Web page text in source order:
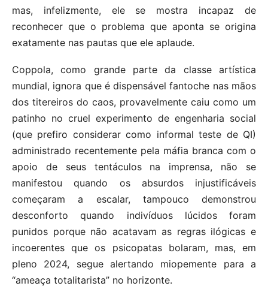
mas, infelizmente, ele se mostra incapaz de
reconhecer que o problema que aponta se origina
exatamente nas pautas que ele aplaude.
Coppola, como grande parte da classe artística
mundial, ignora que é dispensável fantoche nas mãos
dos titereiros do caos, provavelmente caiu como um
patinho no cruel experimento de engenharia social
(que prefiro considerar como informal teste de QI)
administrado recentemente pela máfia branca com o
apoio de seus tentáculos na imprensa, não se
manifestou quando os absurdos injustificáveis
começaram a escalar, tampouco demonstrou
desconforto quando indivíduos lúcidos foram
punidos porque não acatavam as regras ilógicas e
incoerentes que os psicopatas bolaram, mas, em
pleno 2024, segue alertando miopemente para a
“ameaça totalitarista” no horizonte.